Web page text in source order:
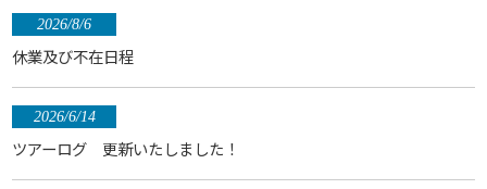
2026/8/6
休業及び不在日程
2026/6/14
ツアーログ 更新いたしました！